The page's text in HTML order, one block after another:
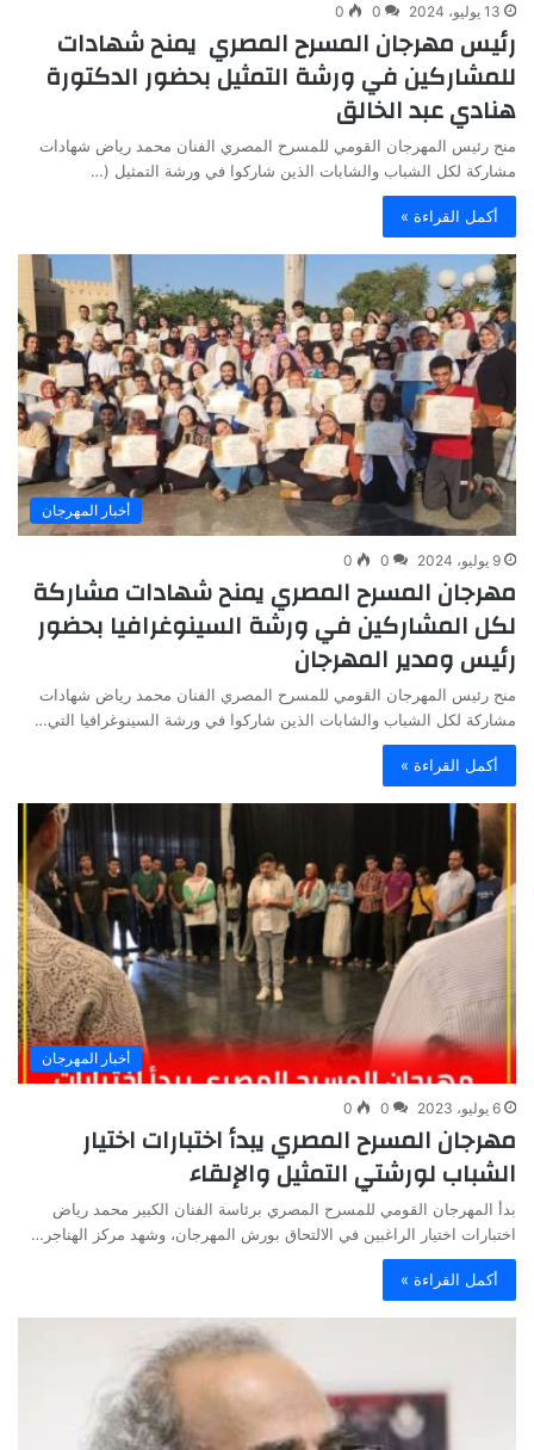
13 يوليو، 2024 0
0
رئيس مهرجان المسرح المصري يمنح شهادات
للمشاركين في ورشة التمثيل بحضور الدكتورة
هنادي عبد الخالق
منح رئيس المهرجان القومي للمسرح المصري الفنان محمد رياض شهادات
مشاركة لكل الشباب والشابات الذين شاركوا في ورشة التمثيل (…
أكمل القراءة »
أخبار المهرجان
9 يوليو، 2024 0
0
مهرجان المسرح المصري يمنح شهادات مشاركة
لكل المشاركين في ورشة السينوغرافيا بحضور
رئيس ومدير المهرجان
منح رئيس المهرجان القومي للمسرح المصري الفنان محمد رياض شهادات
مشاركة لكل الشباب والشابات الذين شاركوا في ورشة السينوغرافيا التي…
أكمل القراءة »
أخبار المهرجان
6 يوليو، 2023 0
0
مهرجان المسرح المصري يبدأ اختبارات اختيار
الشباب لورشتي التمثيل والإلقاء
بدأ المهرجان القومي للمسرح المصري برئاسة الفنان الكبير محمد رياض
اختبارات اختيار الراغبين في الالتحاق بورش المهرجان، وشهد مركز الهناجر…
أكمل القراءة »